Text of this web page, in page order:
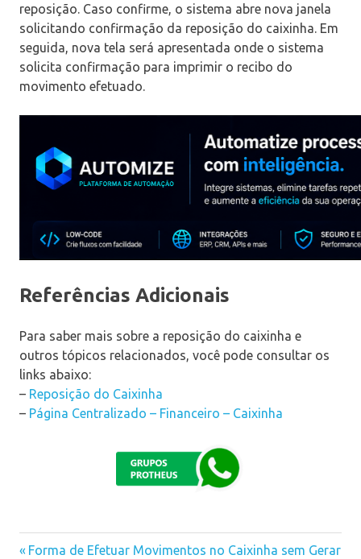
reposição. Caso confirme, o sistema abre nova janela
solicitando confirmação da reposição do caixinha. Em
seguida, nova tela será apresentada onde o sistema
solicita confirmação para imprimir o recibo do
movimento efetuado.
Referências Adicionais
Para saber mais sobre a reposição do caixinha e
outros tópicos relacionados, você pode consultar os
links abaixo:
– Reposição do Caixinha
– Página Centralizado – Financeiro – Caixinha
Previous
Forma de Efetuar Movimentos no Caixinha sem Gerar